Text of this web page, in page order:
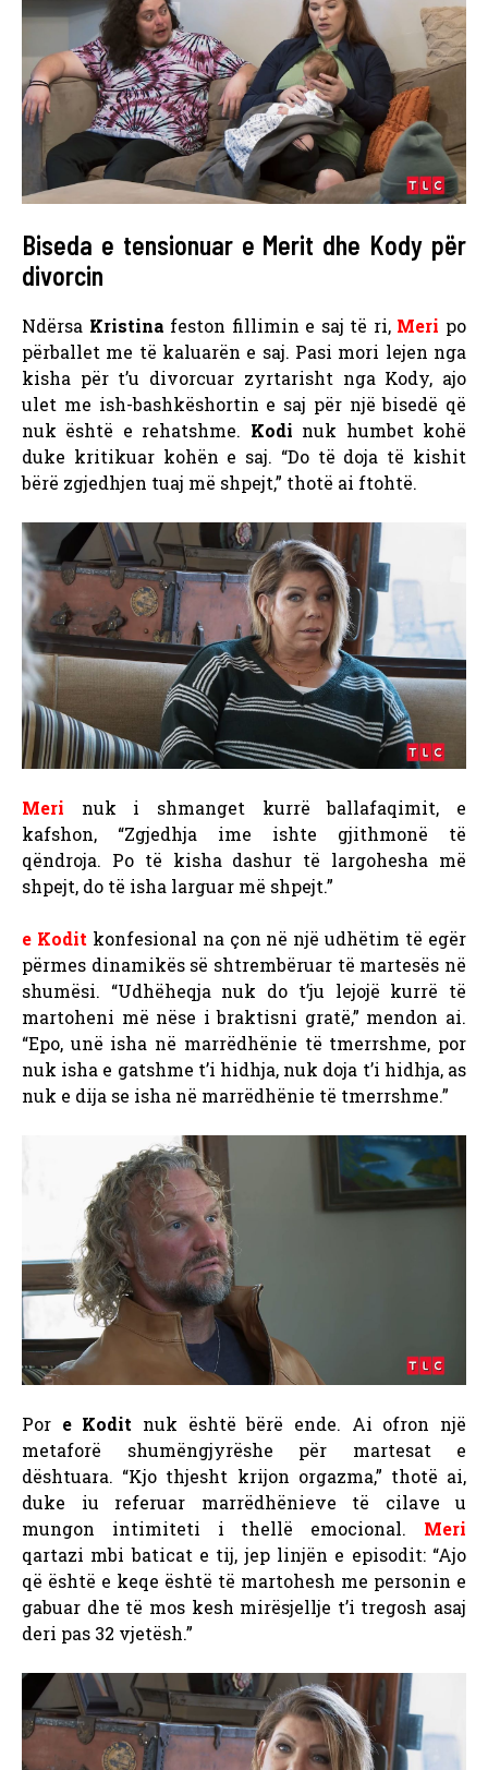
Biseda e tensionuar e Merit dhe Kody për
divorcin
Ndërsa Kristina feston fillimin e saj të ri, Meri po
përballet me të kaluarën e saj. Pasi mori lejen nga
kisha për t’u divorcuar zyrtarisht nga Kody, ajo
ulet me ish-bashkëshortin e saj për një bisedë që
nuk është e rehatshme. Kodi nuk humbet kohë
duke kritikuar kohën e saj. “Do të doja të kishit
bërë zgjedhjen tuaj më shpejt,” thotë ai ftohtë.
Meri nuk i shmanget kurrë ballafaqimit, e
kafshon, “Zgjedhja ime ishte gjithmonë të
qëndroja. Po të kisha dashur të largohesha më
shpejt, do të isha larguar më shpejt.”
e Koditkonfesional na çon në një udhëtim të egër
përmes dinamikës së shtrembëruar të martesës në
shumësi. “Udhëheqja nuk do t’ju lejojë kurrë të
martoheni më nëse i braktisni gratë,” mendon ai.
“Epo, unë isha në marrëdhënie të tmerrshme, por
nuk isha e gatshme t’i hidhja, nuk doja t’i hidhja, as
nuk e dija se isha në marrëdhënie të tmerrshme.”
Por e Kodit nuk është bërë ende. Ai ofron një
metaforë shumëngjyrëshe për martesat e
dështuara. “Kjo thjesht krijon orgazma,” thotë ai,
duke iu referuar marrëdhënieve të cilave u
mungon intimiteti i thellë emocional. Meri
qartazi mbi baticat e tij, jep linjën e episodit: “Ajo
që është e keqe është të martohesh me personin e
gabuar dhe të mos kesh mirësjellje t’i tregosh asaj
deri pas 32 vjetësh.”